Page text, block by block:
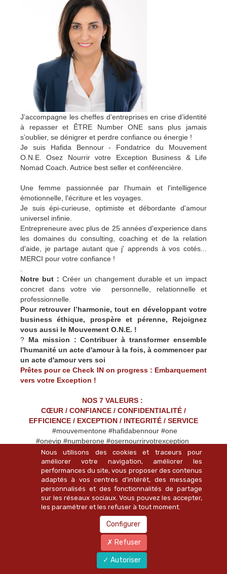
J’accompagne les cheffes d’entreprises en crise d’identité
à repasser et ÊTRE Number ONE sans plus jamais
s’oublier, se dénigrer et perdre confiance ou énergie !
Je suis Hafida Bennour - Fondatrice du Mouvement
O.N.E. Osez Nourrir votre Exception Business & Life
Nomad Coach. Autrice best seller et conférencière.
Une femme passionnée par l'humain et l'intelligence
émotionnelle, l'écriture et les voyages.
Je suis épi-curieuse, optimiste et débordante d'amour
universel infinie.
Entrepreneure avec plus de 25 années d'experience dans
les domaines du consulting, coaching et de la relation
d'aide, je partage autant que j' apprends à vos cotés...
MERCI pour votre confiance !
Notre but : Créer un changement durable et un impact
concret dans votre vie personnelle, relationnelle et
professionnelle.
Pour retrouver l’harmonie, tout en développant votre
business éthique, prospère et pérenne, Rejoignez
vous aussi le Mouvement O.N.E. !
? Ma mission : Contribuer à transformer ensemble
l'humanité un acte d'amour à la fois, à commencer par
un acte d'amour vers soi
Prêtes pour ce Check IN on progress : Embarquement
vers votre Exception !
NOS 7 VALEURS :
CŒUR / CONFIANCE / CONFIDENTIALITÉ /
EFFICIENCE / EXCEPTION / INTEGRITÉ / SERVICE
#mouvementone #hafidabennour #one
#onevip #numberone #osernourrirvotrexception
#nba #nomadbusinessattitude #oneleclub
#mouvementone
#teamcoaching
#openminded #businessandlifecoach #coaching
#lifecoach #entrepreuneure
Bennour Hafida
Fondatrice du Mouvement O.N.E. -
Nous utilisons des cookies et traceurs pour
améliorer votre navigation, améliorer les
performances du site, vous proposer des contenus
adaptés à vos centres d’intérêt, des messages
personnalisés et des fonctionnalités de partage
sur les réseaux sociaux. Vous pouvez les accepter,
les paramétrer et les refuser à tout moment.
Configurer
Refuser
Autoriser